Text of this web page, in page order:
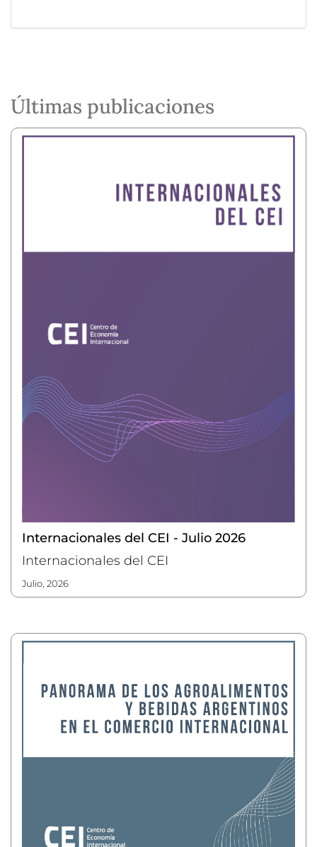
Últimas publicaciones
Internacionales del CEI - Julio 2026
Internacionales del CEI
julio, 2026